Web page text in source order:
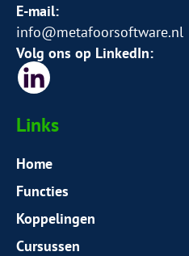
E-mail:
info@metafoorsoftware.nl
Volg ons op LinkedIn:
Links
Home
Functies
Koppelingen
Cursussen